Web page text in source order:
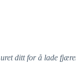
ditt for å lade